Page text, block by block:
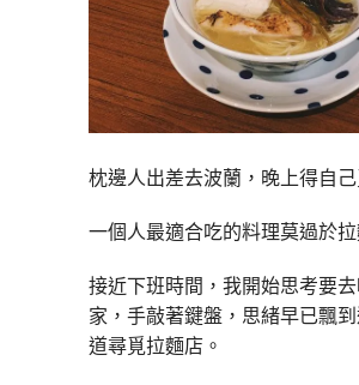
枕邊人出差去波蘭，晚上得自己
一個人最適合吃的料理莫過於拉
接近下班時間，我開始思考要
家，手敲著鍵盤，思緒早已飄
道尋覓拉麵店。